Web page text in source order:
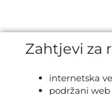
Zahtjevi za
internetska
podržani